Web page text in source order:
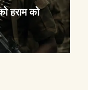
हराम को